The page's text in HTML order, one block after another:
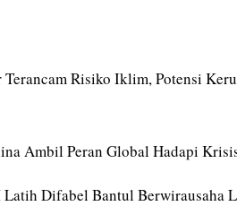
Risiko Iklim, Potensi
Ambil Peran Global Hadapi
Latih Difabel Bantul Berwirausaha